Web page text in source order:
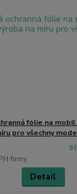
fólie na mobil
pro všechny
firmy
Detail